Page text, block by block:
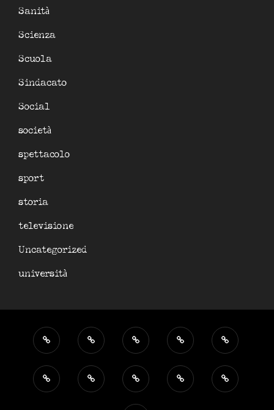
Sanità
Scienza
Scuola
Sindacato
Social
società
spettacolo
sport
storia
televisione
Uncategorized
università